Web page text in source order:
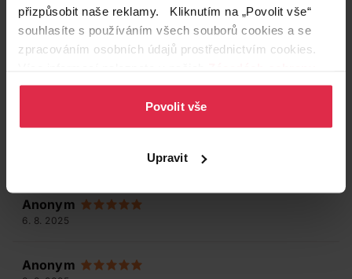
přizpůsobit naše reklamy. Kliknutím na „Povolit vše“
souhlasíte s používáním všech souborů cookies a se
zpracováním osobních údajů prostřednictvím cookies.
osobních údajů.
Povolit vše
Upravit
Funkční tyčinky
Anonym
Anonym
6. 8. 2025
Anonym